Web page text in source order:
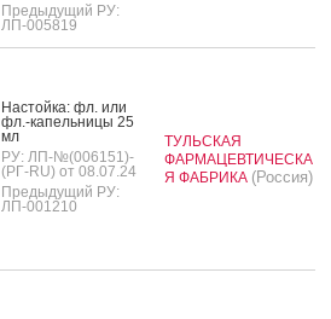
Предыдущий РУ:
ЛП-005819
Нас­той­ка: фл. или
фл.-ка­пель­ни­цы 25
мл
РУ: ЛП-№(006151)-
(РГ-RU) от 08.07.24
Предыдущий РУ:
ЛП-001210
ТУЛЬСКАЯ
ФАРМАЦЕВТИЧЕСКА
Я ФАБРИКА (Россия)